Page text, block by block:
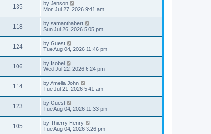
135 by Jenson
Mon Jul 27, 2026 9:41 am
118 by samanthabert
Sun Jul 26, 2026 5:05 pm
124 by Guest
Tue Aug 04, 2026 11:46 pm
106 by Isobel
Wed Jul 22, 2026 6:24 pm
114 byAmelia John
Tue Jul 21, 2026 5:41 am
123 by Guest
Tue Aug 04, 2026 11:33 pm
105 by Thierry Henry
Tue Aug 04, 2026 3:26 pm